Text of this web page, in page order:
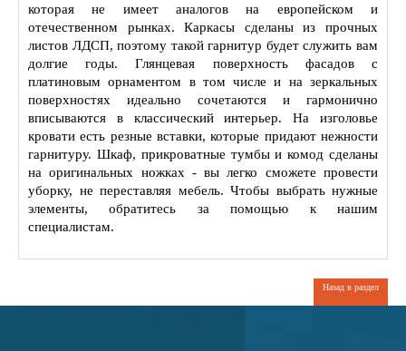
которая не имеет аналогов на европейском и
отечественном рынках. Каркасы сделаны из прочных
листов ЛДСП, поэтому такой гарнитур будет служить вам
долгие годы. Глянцевая поверхность фасадов с
платиновым орнаментом в том числе и на зеркальных
поверхностях идеально сочетаются и гармонично
вписываются в классический интерьер. На изголовье
кровати есть резные вставки, которые придают нежности
гарнитуру. Шкаф, прикроватные тумбы и комод сделаны
на оригинальных ножках - вы легко сможете провести
уборку, не переставляя мебель. Чтобы выбрать нужные
элементы, обратитесь за помощью к нашим
специалистам.
Назад в раздел